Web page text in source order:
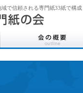
で信頼される専門紙33紙で構成